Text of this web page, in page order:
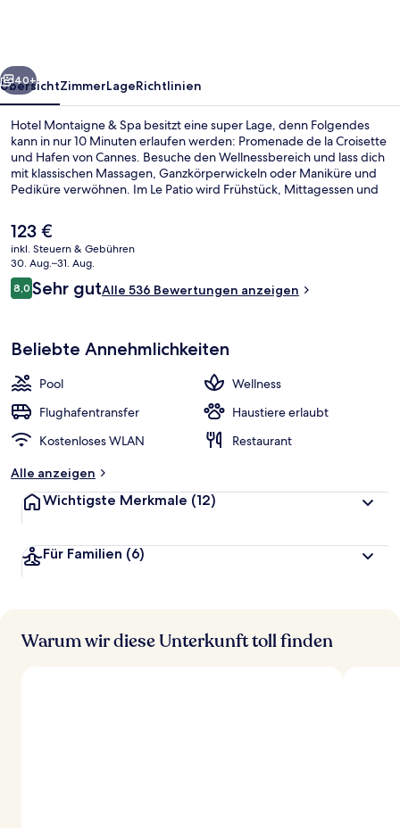
Weiter
40+
ÜbersichtZimmerLageRichtlinien
Hotel Montaigne & Spa besitzt eine super Lage, denn Folgendes
kann in nur 10 Minuten erlaufen werden: Promenade de la Croisette
und Hafen von Cannes. Besuche den Wellnessbereich und lass dich
mit klassischen Massagen, Ganzkörperwickeln oder Maniküre und
Pediküre verwöhnen. Im Le Patio wird Frühstück, Mittagessen und
Bar/Lounge und Fitnessmöglichkeiten.
Der
aktuelle
Preis
beträgt
123 €.
123 €
inkl. Steuern & Gebühren
30. Aug.–31. Aug.
Bewertungen
8,08,0 von 10.
Sehr gutAlle 536 Bewertungen anzeigen
Beliebte Annehmlichkeiten
Pool
Wellness
Flughafentransfer
Haustiere erlaubt
Kostenloses WLAN
Restaurant
Alle anzeigen
Wichtigste Merkmale (12)
Für Familien (6)
Warum wir diese Unterkunft toll finden